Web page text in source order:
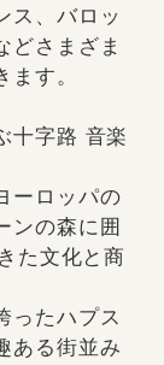
ス、バロッ
どさまざま
す。
字路 音楽
ーロッパの
ンの森に囲
た文化と商
ったハプス
ある街並み